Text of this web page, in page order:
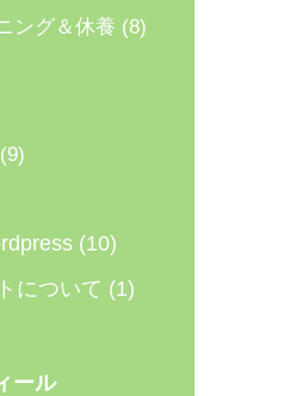
ング＆休養 (8)
(9)
(10)
について (1)
ール